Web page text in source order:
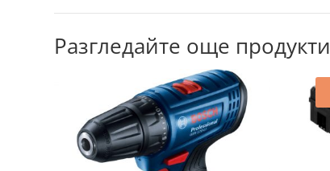
Разгледайте още продукти